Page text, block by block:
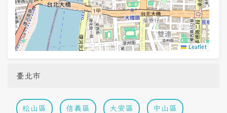
Leaflet
臺北市
松山區 信義區 大安區 中山區